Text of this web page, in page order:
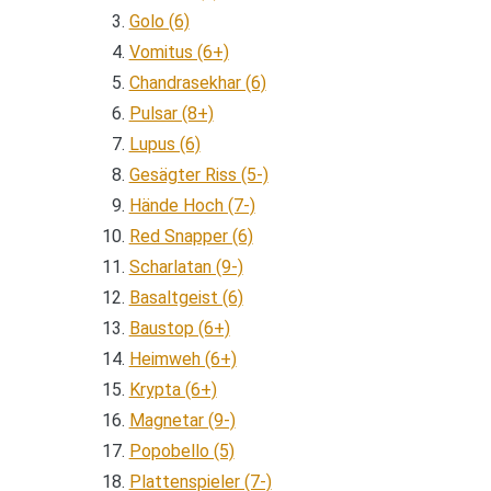
Golo (6)
Vomitus (6+)
Chandrasekhar (6)
Pulsar (8+)
Lupus (6)
Gesägter Riss (5-)
Hände Hoch (7-)
Red Snapper (6)
Scharlatan (9-)
Basaltgeist (6)
Baustop (6+)
Heimweh (6+)
Krypta (6+)
Magnetar (9-)
Popobello (5)
Plattenspieler (7-)